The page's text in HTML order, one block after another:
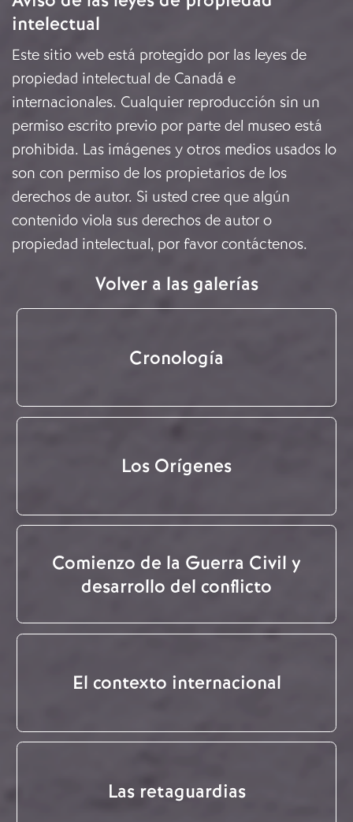
intelectual
Este sitio web está protegido por las leyes de
propiedad intelectual de Canadá e
internacionales. Cualquier reproducción sin un
permiso escrito previo por parte del museo está
prohibida. Las imágenes y otros medios usados lo
son con permiso de los propietarios de los
derechos de autor. Si usted cree que algún
contenido viola sus derechos de autor o
propiedad intelectual, por favor contáctenos.
Volver a las galerías
Cronología
Los Orígenes
Comienzo de la Guerra Civil y
desarrollo del conflicto
El contexto internacional
Las retaguardias